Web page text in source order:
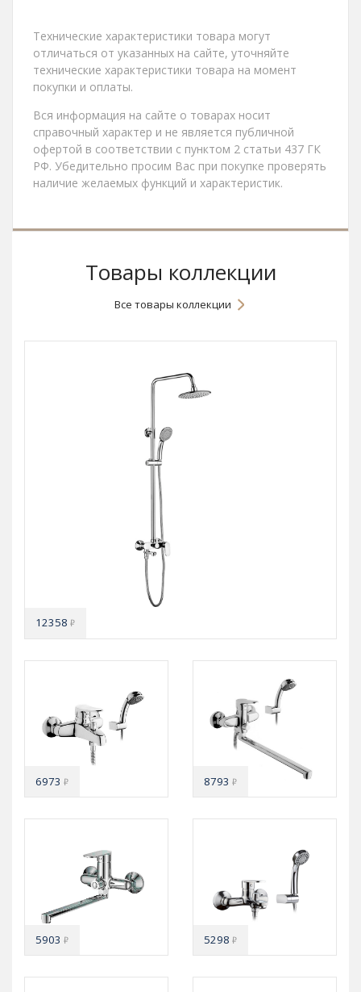
Технические характеристики товара могут
отличаться от указанных на сайте, уточняйте
технические характеристики товара на момент
покупки и оплаты.
Вся информация на сайте о товарах носит
справочный характер и не является публичной
офертой в соответствии с пунктом 2 статьи 437 ГК
РФ. Убедительно просим Вас при покупке проверять
наличие желаемых функций и характеристик.
Товары коллекции
Все товары коллекции
12358₽
6973₽ 8793₽
5903₽ 5298₽